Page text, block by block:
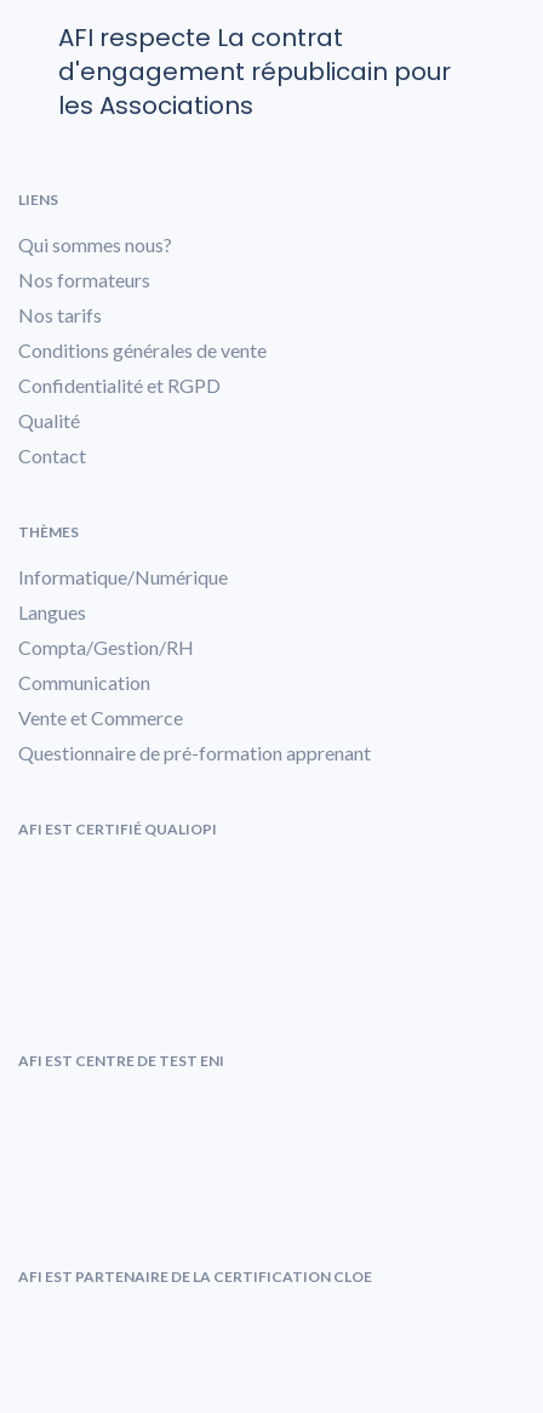
AFI respecte La contrat
d'engagement républicain pour
les Associations
LIENS
Qui sommes nous?
Nos formateurs
Nos tarifs
Conditions générales de vente
Confidentialité et RGPD
Qualité
Contact
THÈMES
Informatique/Numérique
Langues
Compta/Gestion/RH
Communication
Vente et Commerce
Questionnaire de pré-formation apprenant
AFI EST CERTIFIÉ QUALIOPI
AFI EST CENTRE DE TEST ENI
AFI EST PARTENAIRE DE LA CERTIFICATION CLOE